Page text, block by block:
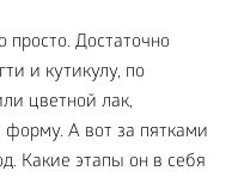
Достаточно
и кутикулу, по
цветной лак,
А вот за пятками
Какие этапы он в себя